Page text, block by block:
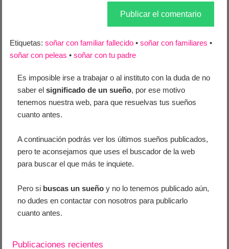
Etiquetas:soñar con familiar fallecido •soñar con familiares •
soñar con peleas •soñar con tu padre
Es imposible irse a trabajar o al instituto con la duda de no
saber elsignificado de un sueño, por ese motivo
tenemos nuestra web, para que resuelvas tus sueños
cuanto antes.
A continuación podrás ver los últimos sueños publicados,
pero te aconsejamos que uses el buscador de la web
para buscar el que más te inquiete.
Pero si buscas un sueño y no lo tenemos publicado aún,
no dudes en contactar con nosotros para publicarlo
cuanto antes.
Publicaciones recientes